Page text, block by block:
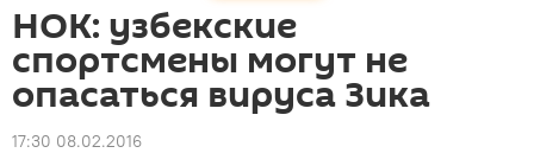
НОК: узбекские
спортсмены могут не
опасаться вируса Зика
17:30 08.02.2016